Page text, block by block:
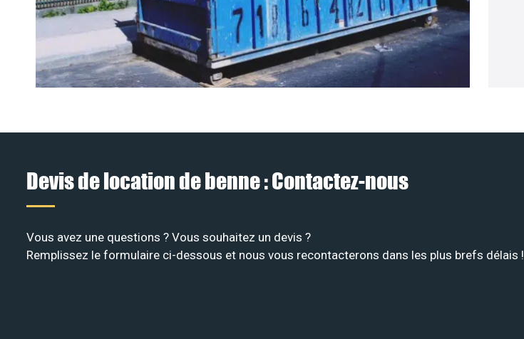
Devis de location de benne : Contactez-nous
Vous avez une questions ? Vous souhaitez un devis ?
Remplissez le formulaire ci-dessous et nous vous recontacterons dans les plus brefs délais !